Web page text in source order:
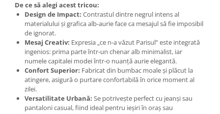
De ce să alegi acest tricou:
Design de Impact: Contrastul dintre negrul intens al
materialului și grafica alb-aurie face ca mesajul să fie imposibil
de ignorat.
Mesaj Creativ: Expresia „ce n-a văzut Parisul” este integrată
ingenios: prima parte într-un chenar alb minimalist, iar
numele capitalei modei într-o nuanță aurie elegantă.
Confort Superior: Fabricat din bumbac moale și plăcut la
atingere, asigură o purtare confortabilă în orice moment al
zilei.
Versatilitate Urbană: Se potrivește perfect cu jeanși sau
pantaloni casual, fiind ideal pentru ieșiri în oraș sau